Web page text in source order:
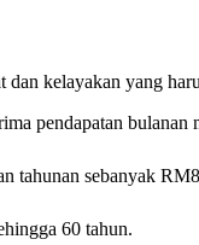
dan kelayakan yang
pendapatan bulanan
tahunan sebanyak
60 tahun.